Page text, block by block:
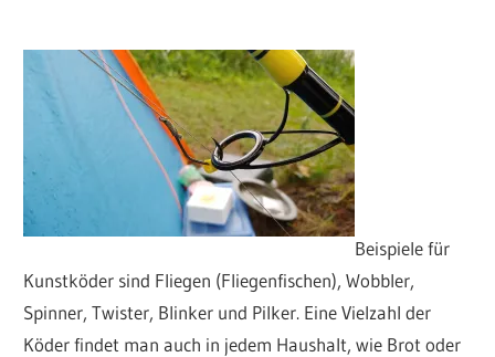
Beispiele für
Kunstköder sind Fliegen (Fliegenfischen), Wobbler,
Spinner, Twister, Blinker und Pilker. Eine Vielzahl der
Köder findet man auch in jedem Haushalt, wie Brot oder